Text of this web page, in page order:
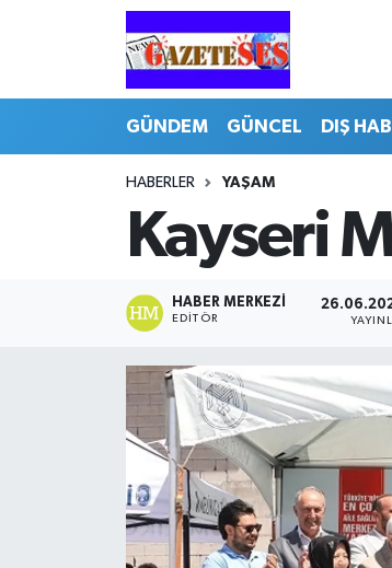
GÜNDEM GÜNCEL DIŞ
HABERLER YAŞAM
Kayseri
HABER MERKEZI
EDITÖR